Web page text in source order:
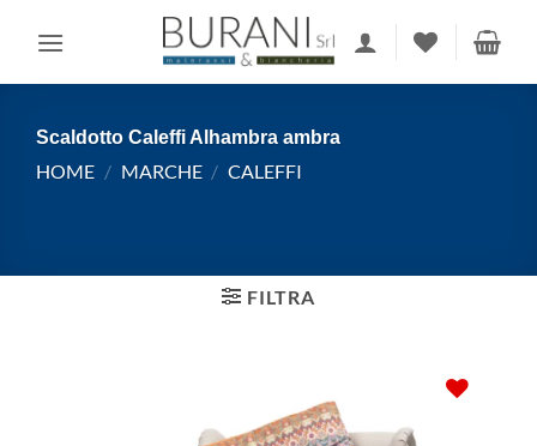
Scaldotto Caleffi Alhambra ambra
HOME / MARCHE / CALEFFI
FILTRA